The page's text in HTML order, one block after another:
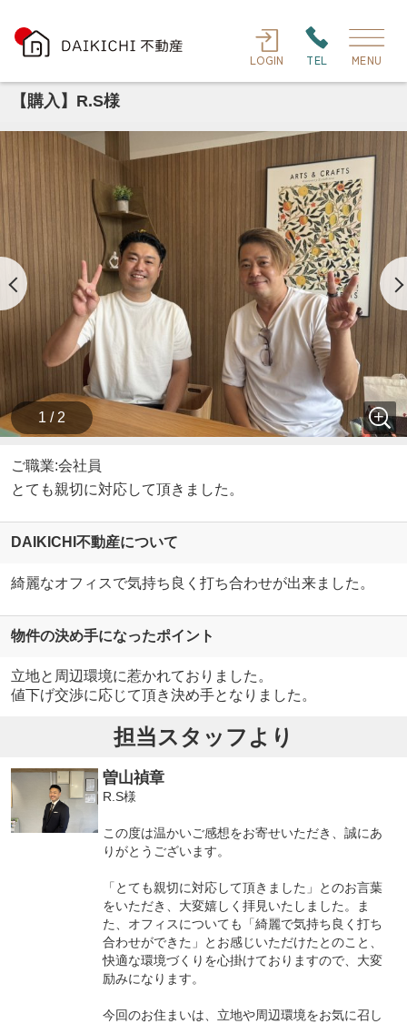
LOGIN TEL MENU
【購入】R.S様
1 / 2
ご職業:会社員
とても親切に対応して頂きました。
DAIKICHI不動産について
綺麗なオフィスで気持ち良く打ち合わせが出来ました。
物件の決め手になったポイント
立地と周辺環境に惹かれておりました。
値下げ交渉に応じて頂き決め手となりました。
担当スタッフより
曽山禎章
R.S様
この度は温かいご感想をお寄せいただき、誠にあ
りがとうございます。
「とても親切に対応して頂きました」とのお言葉
をいただき、大変嬉しく拝見いたしました。ま
た、オフィスについても「綺麗で気持ち良く打ち
合わせができた」とお感じいただけたとのこと、
快適な環境づくりを心掛けておりますので、大変
励みになります。
今回のお住まいは、立地や周辺環境をお気に召し